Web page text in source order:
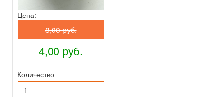
Цена:
8,00 руб.
4,00 руб.
Количество